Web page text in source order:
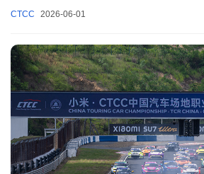
CTCC 2026-06-01